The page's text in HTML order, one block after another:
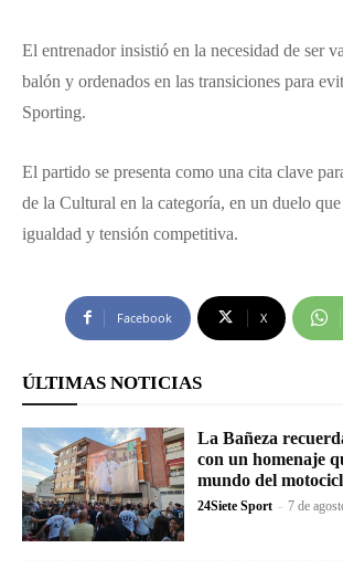
El entrenador insistió en la necesidad de ser
balón y ordenados en las transiciones para
Sporting.
El partido se presenta como una cita clave
de la Cultural en la categoría, en un duelo
igualdad y tensión competitiva.
Facebook X
ÚLTIMAS NOTICIAS
La Bañeza
con un homenaje
mundo del
24Siete Sport - 7 de